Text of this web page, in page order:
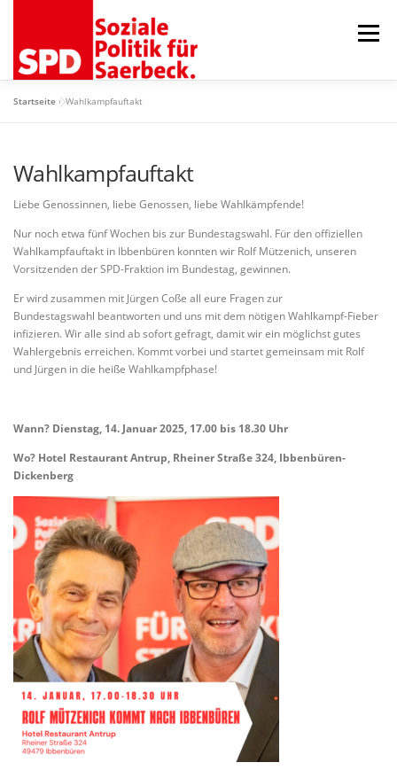
Menü
75 JAHRE RATSFRAKTION
Startseite »Wahlkampfauftakt
Wahlkampfauftakt
Liebe Genossinnen, liebe Genossen, liebe Wahlkämpfende!
Nur noch etwa fünf Wochen bis zur Bundestagswahl. Für den offiziellen
Wahlkampfauftakt in Ibbenbüren konnten wir Rolf Mützenich, unseren
Vorsitzenden der SPD-Fraktion im Bundestag, gewinnen.
Er wird zusammen mit Jürgen Coße all eure Fragen zur
Bundestagswahl beantworten und uns mit dem nötigen Wahlkampf-Fieber
infizieren. Wir alle sind ab sofort gefragt, damit wir ein möglichst gutes
Wahlergebnis erreichen. Kommt vorbei und startet gemeinsam mit Rolf
und Jürgen in die heiße Wahlkampfphase!
Wann? Dienstag, 14. Januar 2025, 17.00 bis 18.30 Uhr
Wo? Hotel Restaurant Antrup, Rheiner Straße 324, Ibbenbüren-
Dickenberg